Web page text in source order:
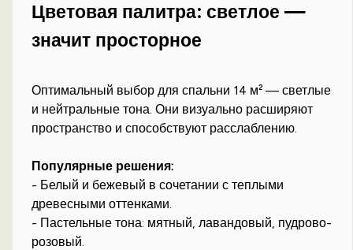
Цветовая палитра: светлое —
значит просторное
Оптимальный выбор для спальни 14 м² — светлые
и нейтральные тона. Они визуально расширяют
пространство и способствуют расслаблению.
Популярные решения:
- Белый и бежевый в сочетании с теплыми
древесными оттенками.
- Пастельные тона: мятный, лавандовый, пудрово-
розовый.